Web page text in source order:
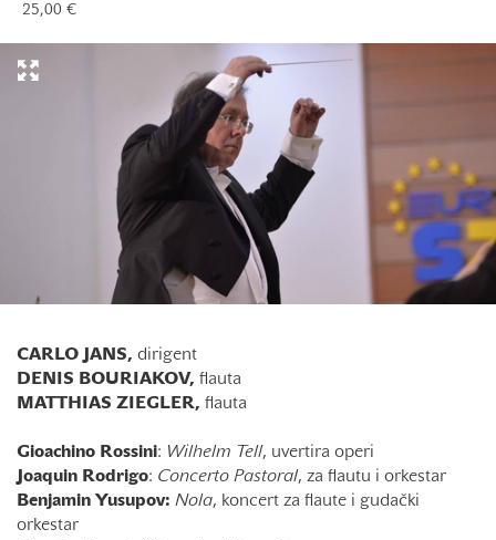
25,00 €
CARLO JANS, dirigent
DENIS BOURIAKOV, flauta
MATTHIAS ZIEGLER, flauta
Gioachino Rossini: Wilhelm Tell, uvertira operi
Joaquin Rodrigo: Concerto Pastoral, za flautu i orkestar
Benjamin Yusupov: Nola, koncert za flaute i gudački
orkestar